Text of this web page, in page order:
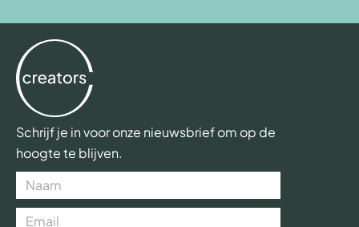
Schrijf je in voor onze nieuwsbrief om op de
hoogte te blijven.